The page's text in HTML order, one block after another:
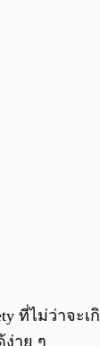
ที่ไม่ว่าจะ
าย ๆ